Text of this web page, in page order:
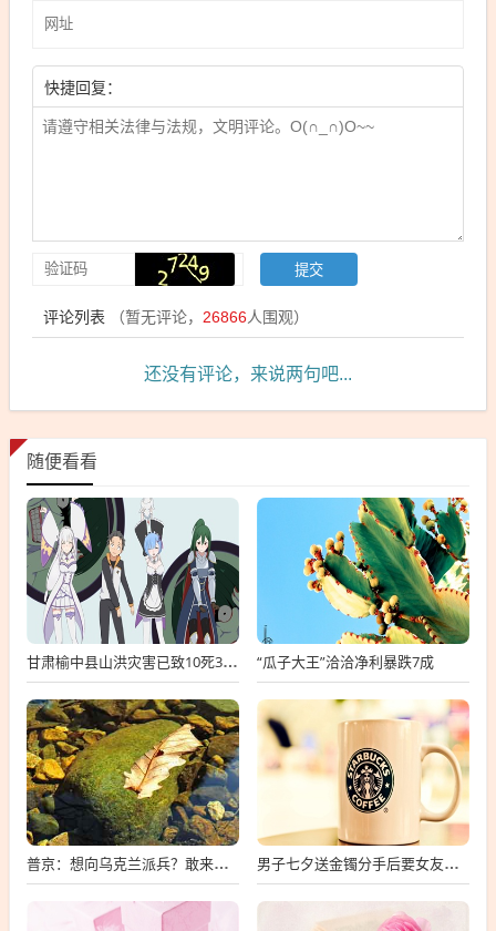
快捷回复：
评论列表 （暂无评论， 26866人围观）
还没有评论，来说两句吧...
随便看看
甘肃榆中县山洪灾害已致10死33失联 “瓜子大王”洽洽净利暴跌7成
普京：想向乌克兰派兵？敢来就打，普京，敢派兵到乌克兰，将面临严厉反击 男子七夕送金镯分手后要女友还钱